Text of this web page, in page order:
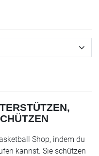
Shop, indem du
kannst. Sie schützen